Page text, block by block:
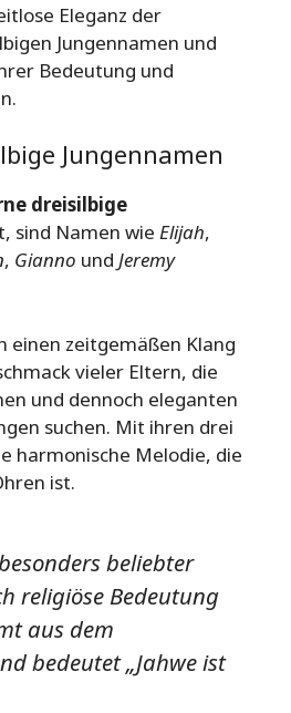
Eleganz der
Jungennamen und
Bedeutung und
Jungennamen
dreisilbige
sind Namen wie Elijah,
, Gianno und Jeremy
einen zeitgemäßen Klang
vieler Eltern, die
und dennoch eleganten
suchen. Mit ihren drei
harmonische Melodie, die
ist.
beliebter
religiöse Bedeutung
aus dem
bedeutet „Jahwe ist